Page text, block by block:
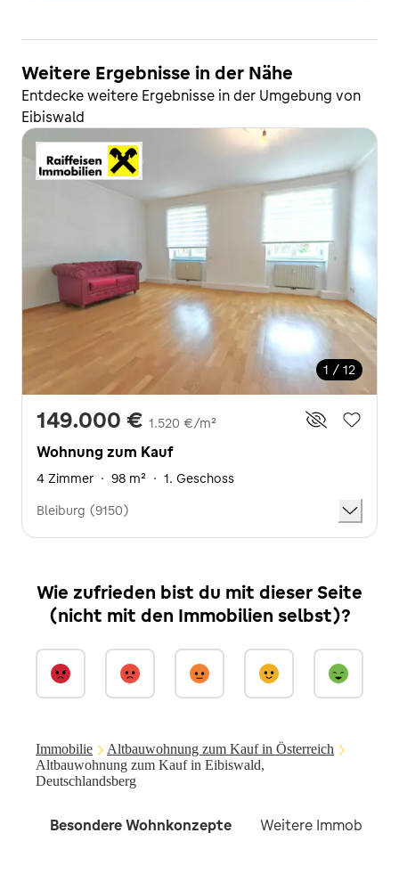
Weitere Ergebnisse in der Nähe
Entdecke weitere Ergebnisse in der Umgebung von
Eibiswald
1 / 12
149.000 € 1.520 €/m²
Wohnung zum Kauf
4 Zimmer · 98 m² · 1. Geschoss
Bleiburg (9150)
Wie zufrieden bist du mit dieser Seite
(nicht mit den Immobilien selbst)?
Immobilie
Altbauwohnung zum Kauf in Österreich
Altbauwohnung zum Kauf in Eibiswald,
Deutschlandsberg
Besondere Wohnkonzepte Weitere Immobilien